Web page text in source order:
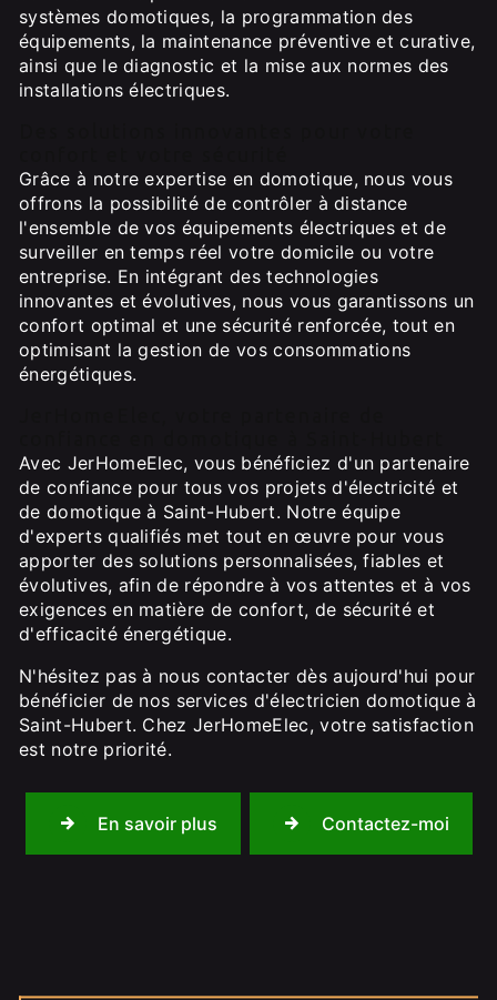
systèmes domotiques, la programmation des
équipements, la maintenance préventive et curative,
ainsi que le diagnostic et la mise aux normes des
installations électriques.
Grâce à notre expertise en domotique, nous vous
offrons la possibilité de contrôler à distance
l'ensemble de vos équipements électriques et de
surveiller en temps réel votre domicile ou votre
entreprise. En intégrant des technologies
innovantes et évolutives, nous vous garantissons un
confort optimal et une sécurité renforcée, tout en
optimisant la gestion de vos consommations
énergétiques.
Avec JerHomeElec, vous bénéficiez d'un partenaire
de confiance pour tous vos projets d'électricité et
de domotique à Saint-Hubert. Notre équipe
d'experts qualifiés met tout en œuvre pour vous
apporter des solutions personnalisées, fiables et
évolutives, afin de répondre à vos attentes et à vos
exigences en matière de confort, de sécurité et
d'efficacité énergétique.
N'hésitez pas à nous contacter dès aujourd'hui pour
bénéficier de nos services d'électricien domotique à
Saint-Hubert. Chez JerHomeElec, votre satisfaction
est notre priorité.
En savoir plus Contactez-moi